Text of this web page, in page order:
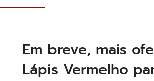
Em breve, mais
Lápis Vermelho